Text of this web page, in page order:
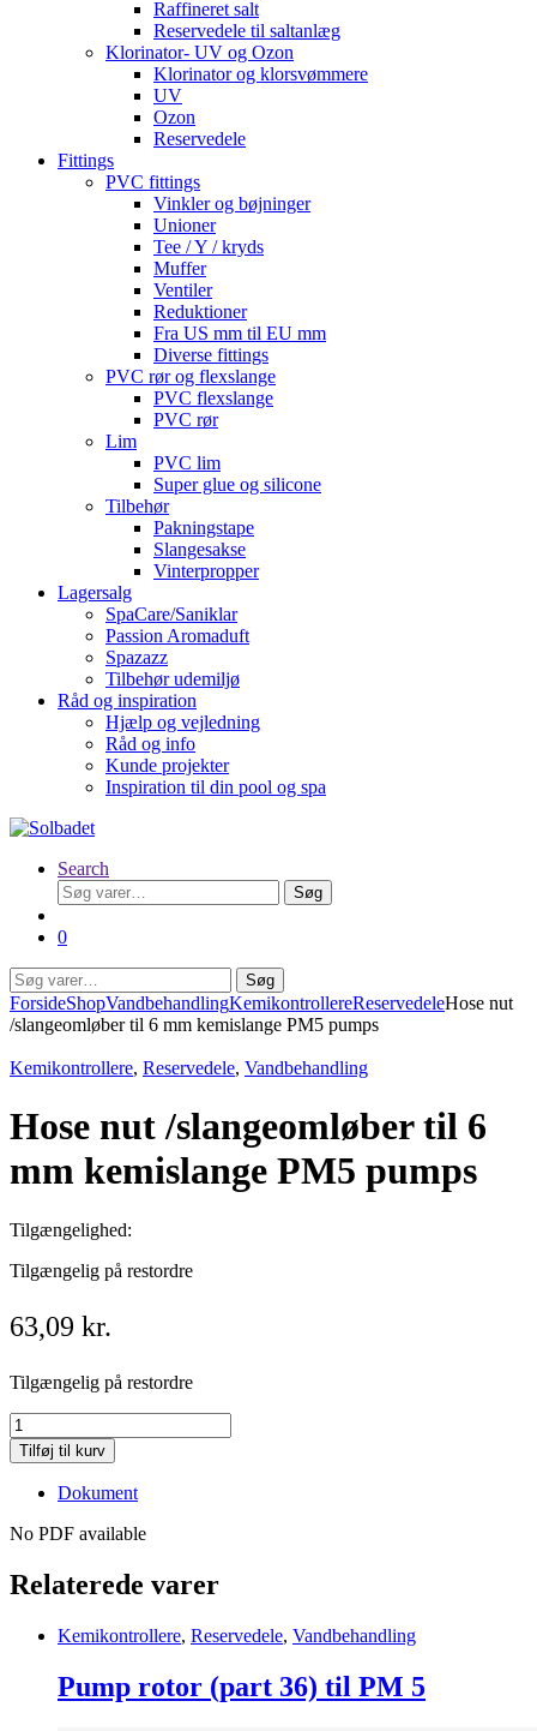
Raffineret salt
Reservedele til saltanlæg
Klorinator- UV og Ozon
Klorinator og klorsvømmere
UV
Ozon
Reservedele
Fittings
PVC fittings
Vinkler og bøjninger
Unioner
Tee / Y / kryds
Muffer
Ventiler
Reduktioner
Fra US mm til EU mm
Diverse fittings
PVC rør og flexslange
PVC flexslange
PVC rør
Lim
PVC lim
Super glue og silicone
Tilbehør
Pakningstape
Slangesakse
Vinterpropper
Lagersalg
SpaCare/Saniklar
Passion Aromaduft
Spazazz
Tilbehør udemiljø
Råd og inspiration
Hjælp og vejledning
Råd og info
Kunde projekter
Inspiration til din pool og spa
Search
Søg
efter:
Søg
0
Søg
efter:
Søg
ForsideShopVandbehandlingKemikontrollereReservedeleHose nut
/slangeomløber til 6 mm kemislange PM5 pumps
Kemikontrollere, Reservedele, Vandbehandling
Hose nut /slangeomløber til 6
mm kemislange PM5 pumps
Tilgængelighed:
Tilgængelig på restordre
63,09 kr.
Tilgængelig på restordre
Hose
nut
/slangeomløber
mm
PM5
pumps
Tilføj til kurv
Dokument
No PDF available
Relaterede varer
Kemikontrollere, Reservedele, Vandbehandling
Pump rotor (part 36) til PM 5